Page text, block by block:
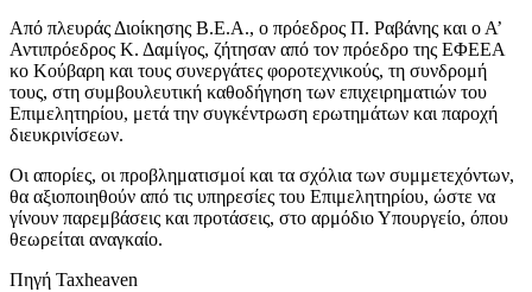
Από πλευράς Διοίκησης Β.Ε.Α., ο πρόεδρος Π. Ραβάνης και ο Α’
Αντιπρόεδρος Κ. Δαμίγος, ζήτησαν από τον πρόεδρο της ΕΦΕΕΑ
κο Κούβαρη και τους συνεργάτες φοροτεχνικούς, τη συνδρομή
τους, στη συμβουλευτική καθοδήγηση των επιχειρηματιών του
Επιμελητηρίου, μετά την συγκέντρωση ερωτημάτων και παροχή
διευκρινίσεων.
Οι απορίες, οι προβληματισμοί και τα σχόλια των συμμετεχόντων,
θα αξιοποιηθούν από τις υπηρεσίες του Επιμελητηρίου, ώστε να
γίνουν παρεμβάσεις και προτάσεις, στο αρμόδιο Υπουργείο, όπου
θεωρείται αναγκαίο.
Πηγή Taxheaven